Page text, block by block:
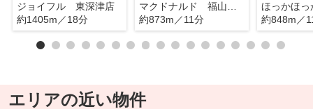
ジョイフル 東深津店
約1405m／18分
約873m／11分
約848m／
エリアの近い物件